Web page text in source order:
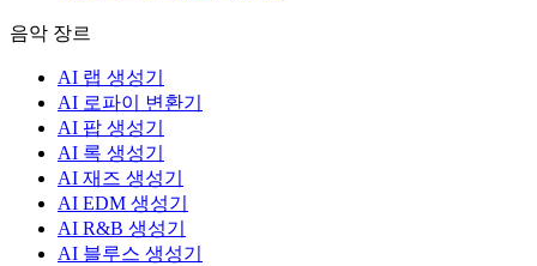
음악 장르
AI 랩 생성기
AI 로파이 변환기
AI 팝 생성기
AI 록 생성기
AI 재즈 생성기
AI EDM 생성기
AI R&B 생성기
AI 블루스 생성기